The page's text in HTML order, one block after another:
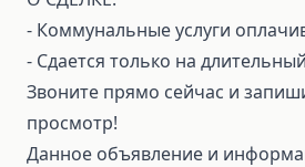
⁃ Коммунальные услуги
⁃ Сдается только на
Звоните прямо сейчас и
просмотр!
Данное объявление и